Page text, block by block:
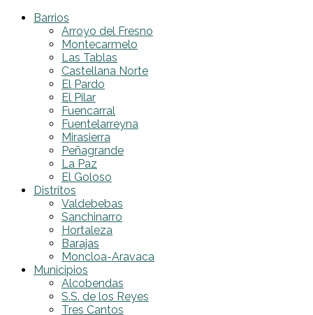
Barrios
Arroyo del Fresno
Montecarmelo
Las Tablas
Castellana Norte
El Pardo
El Pilar
Fuencarral
Fuentelarreyna
Mirasierra
Peñagrande
La Paz
El Goloso
Distritos
Valdebebas
Sanchinarro
Hortaleza
Barajas
Moncloa-Aravaca
Municipios
Alcobendas
S.S. de los Reyes
Tres Cantos